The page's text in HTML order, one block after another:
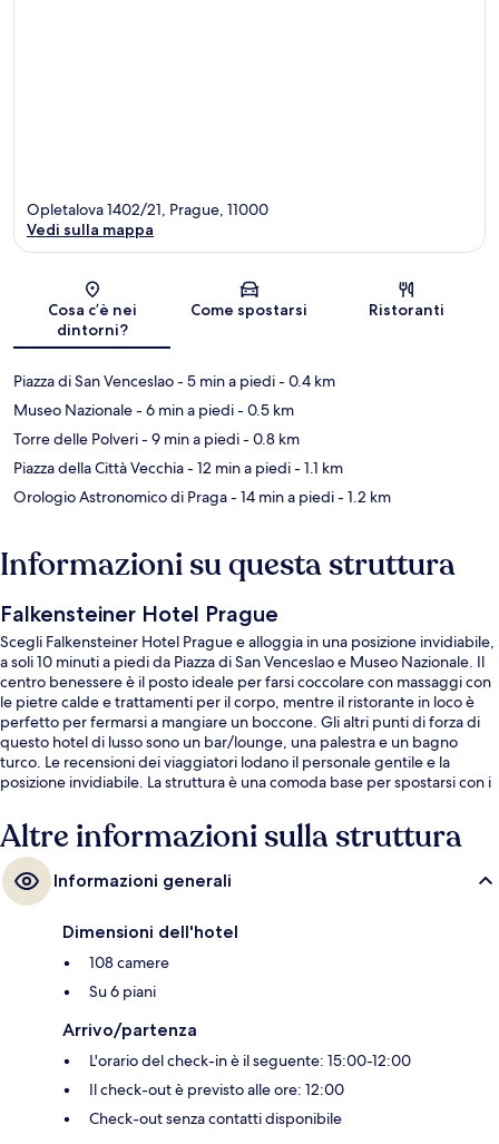
Mappa
Opletalova 1402/21, Prague, 11000
Vedi sulla mappa
Cosa c’è nei
dintorni?
Come spostarsi Ristoranti
Piazza di San Venceslao- 5 min a piedi- 0.4 km
Museo Nazionale- 6 min a piedi- 0.5 km
Torre delle Polveri- 9 min a piedi- 0.8 km
Piazza della Città Vecchia- 12 min a piedi- 1.1 km
Orologio Astronomico di Praga- 14 min a piedi- 1.2 km
Informazioni su questa struttura
Falkensteiner Hotel Prague
Scegli Falkensteiner Hotel Prague e alloggia in una posizione invidiabile,
a soli 10 minuti a piedi da Piazza di San Venceslao e Museo Nazionale. Il
centro benessere è il posto ideale per farsi coccolare con massaggi con
le pietre calde e trattamenti per il corpo, mentre il ristorante in loco è
perfetto per fermarsi a mangiare un boccone. Gli altri punti di forza di
questo hotel di lusso sono un bar/lounge, una palestra e un bagno
turco. Le recensioni dei viaggiatori lodano il personale gentile e la
posizione invidiabile. La struttura è una comoda base per spostarsi con i
Stazione metro di Muzeum a 6.
Altre informazioni sulla struttura
Informazioni generali
Dimensioni dell'hotel
108 camere
Su 6 piani
Arrivo/partenza
L'orario del check-in è il seguente: 15:00-12:00
Il check-out è previsto alle ore: 12:00
Check-out senza contatti disponibile